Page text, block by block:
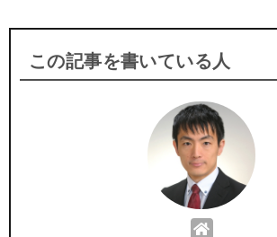
この記事を書いている人